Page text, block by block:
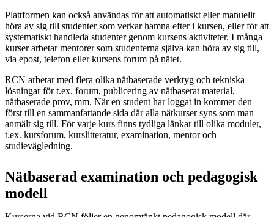
Plattformen kan också användas för att automatiskt eller manuellt
höra av sig till studenter som verkar hamna efter i kursen, eller för att
systematiskt handleda studenter genom kursens aktiviteter. I många
kurser arbetar mentorer som studenterna själva kan höra av sig till,
via epost, telefon eller kursens forum på nätet.
RCN arbetar med flera olika nätbaserade verktyg och tekniska
lösningar för t.ex. forum, publicering av nätbaserat material,
nätbaserade prov, mm. När en student har loggat in kommer den
först till en sammanfattande sida där alla nätkurser syns som man
anmält sig till. För varje kurs finns tydliga länkar till olika moduler,
t.ex. kursforum, kurslitteratur, examination, mentor och
studievägledning.
Nätbaserad examination och pedagogisk
modell